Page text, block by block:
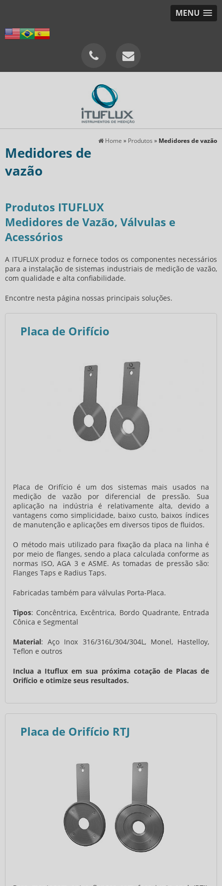
MENU
Home » Produtos » Medidores de vazão
Medidores de
vazão
Produtos ITUFLUX
Medidores de Vazão, Válvulas e
Acessórios
A ITUFLUX produz e fornece todos os componentes necessários
para a instalação de sistemas industriais de medição de vazão,
com qualidade e alta confiabilidade.
Encontre nesta página nossas principais soluções.
Placa de Orifício
Placa de Orifício é um dos sistemas mais usados na
medição de vazão por diferencial de pressão. Sua
aplicação na indústria é relativamente alta, devido a
vantagens como simplicidade, baixo custo, baixos índices
de manutenção e aplicações em diversos tipos de fluidos.
O método mais utilizado para fixação da placa na linha é
por meio de flanges, sendo a placa calculada conforme as
normas ISO, AGA 3 e ASME. As tomadas de pressão são:
Flanges Taps e Radius Taps.
Fabricadas também para válvulas Porta-Placa.
Tipos: Concêntrica, Excêntrica, Bordo Quadrante, Entrada
Cônica e Segmental
Material: Aço Inox 316/316L/304/304L, Monel, Hastelloy,
Teflon e outros
Inclua a Ituflux em sua próxima cotação de Placas de
Orifício e otimize seus resultados.
Placa de Orifício RTJ